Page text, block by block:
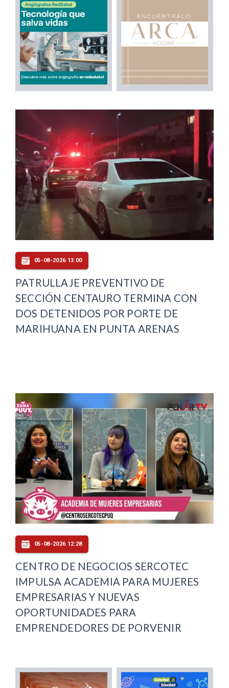
05-08-2026 13:00
PATRULLAJE PREVENTIVO DE
SECCIÓN CENTAURO TERMINA CON
DOS DETENIDOS POR PORTE DE
MARIHUANA EN PUNTA ARENAS
05-08-2026 12:28
CENTRO DE NEGOCIOS SERCOTEC
IMPULSA ACADEMIA PARA MUJERES
EMPRESARIAS Y NUEVAS
OPORTUNIDADES PARA
EMPRENDEDORES DE PORVENIR